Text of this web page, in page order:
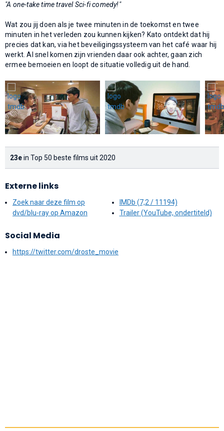
"A one-take time travel Sci-fi comedy!"
Wat zou jij doen als je twee minuten in de toekomst en twee
minuten in het verleden zou kunnen kijken? Kato ontdekt dat hij
precies dat kan, via het beveiligingssysteem van het café waar hij
werkt. Al snel komen zijn vrienden daar ook achter, gaan zich
ermee bemoeien en loopt de situatie volledig uit de hand.
23ein Top 50 beste films uit 2020
Externe links
Zoek naar deze film op
dvd/blu-ray op Amazon
IMDb (7,2 / 11194)
Trailer (YouTube, ondertiteld)
Social Media
https://twitter.com/droste_movie